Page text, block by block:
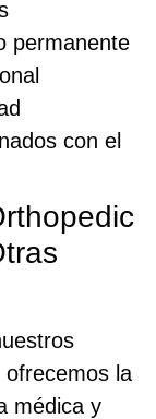
permanente
con el
la
médica y